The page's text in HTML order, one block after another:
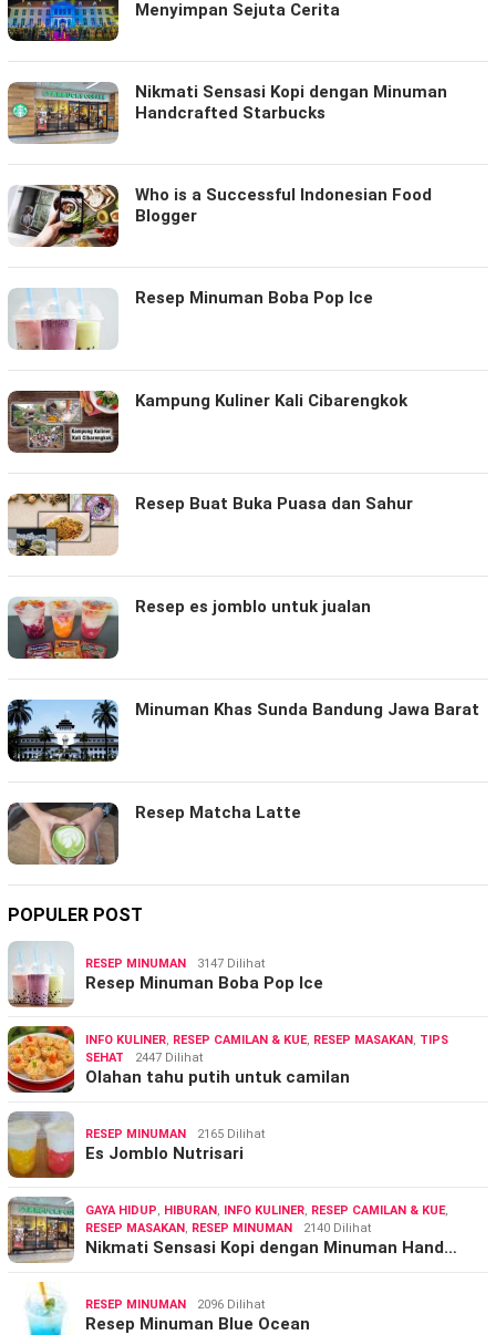
Menyimpan Sejuta Cerita
Nikmati Sensasi Kopi dengan Minuman
Handcrafted Starbucks
Who is a Successful Indonesian Food
Blogger
Resep Minuman Boba Pop Ice
Kampung Kuliner Kali Cibarengkok
Resep Buat Buka Puasa dan Sahur
Resep es jomblo untuk jualan
Minuman Khas Sunda Bandung Jawa Barat
Resep Matcha Latte
POPULER POST
RESEP MINUMAN 3147 Dilihat
Resep Minuman Boba Pop Ice
INFO KULINER, RESEP CAMILAN & KUE, RESEP MASAKAN, TIPS
SEHAT
2447 Dilihat
Olahan tahu putih untuk camilan
RESEP MINUMAN 2165 Dilihat
Es Jomblo Nutrisari
GAYA HIDUP, HIBURAN, INFO KULINER, RESEP CAMILAN & KUE,
RESEP MASAKAN, RESEP MINUMAN 2140 Dilihat
Nikmati Sensasi Kopi dengan Minuman Hand…
RESEP MINUMAN 2096 Dilihat
Resep Minuman Blue Ocean